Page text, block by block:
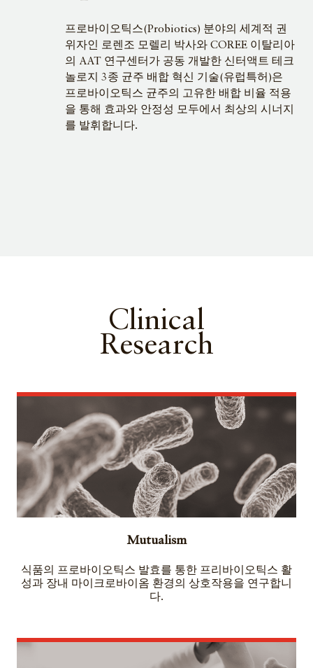
프로바이오틱스(Probiotics) 분야의 세계적 권
위자인 로렌조 모렐리 박사와 COREE 이탈리아
의 AAT 연구센터가 공동 개발한 신터액트 테크
놀로지 3종 균주 배합 혁신 기술(유럽특허)은
프로바이오틱스 균주의 고유한 배합 비율 적용
을 통해 효과와 안정성 모두에서 최상의 시너지
를 발휘합니다.
Clinical
Research
Mutualism
식품의 프로바이오틱스 발효를 통한 프리바이오틱스 활
성과 장내 마이크로바이옴 환경의 상호작용을 연구합니
다.